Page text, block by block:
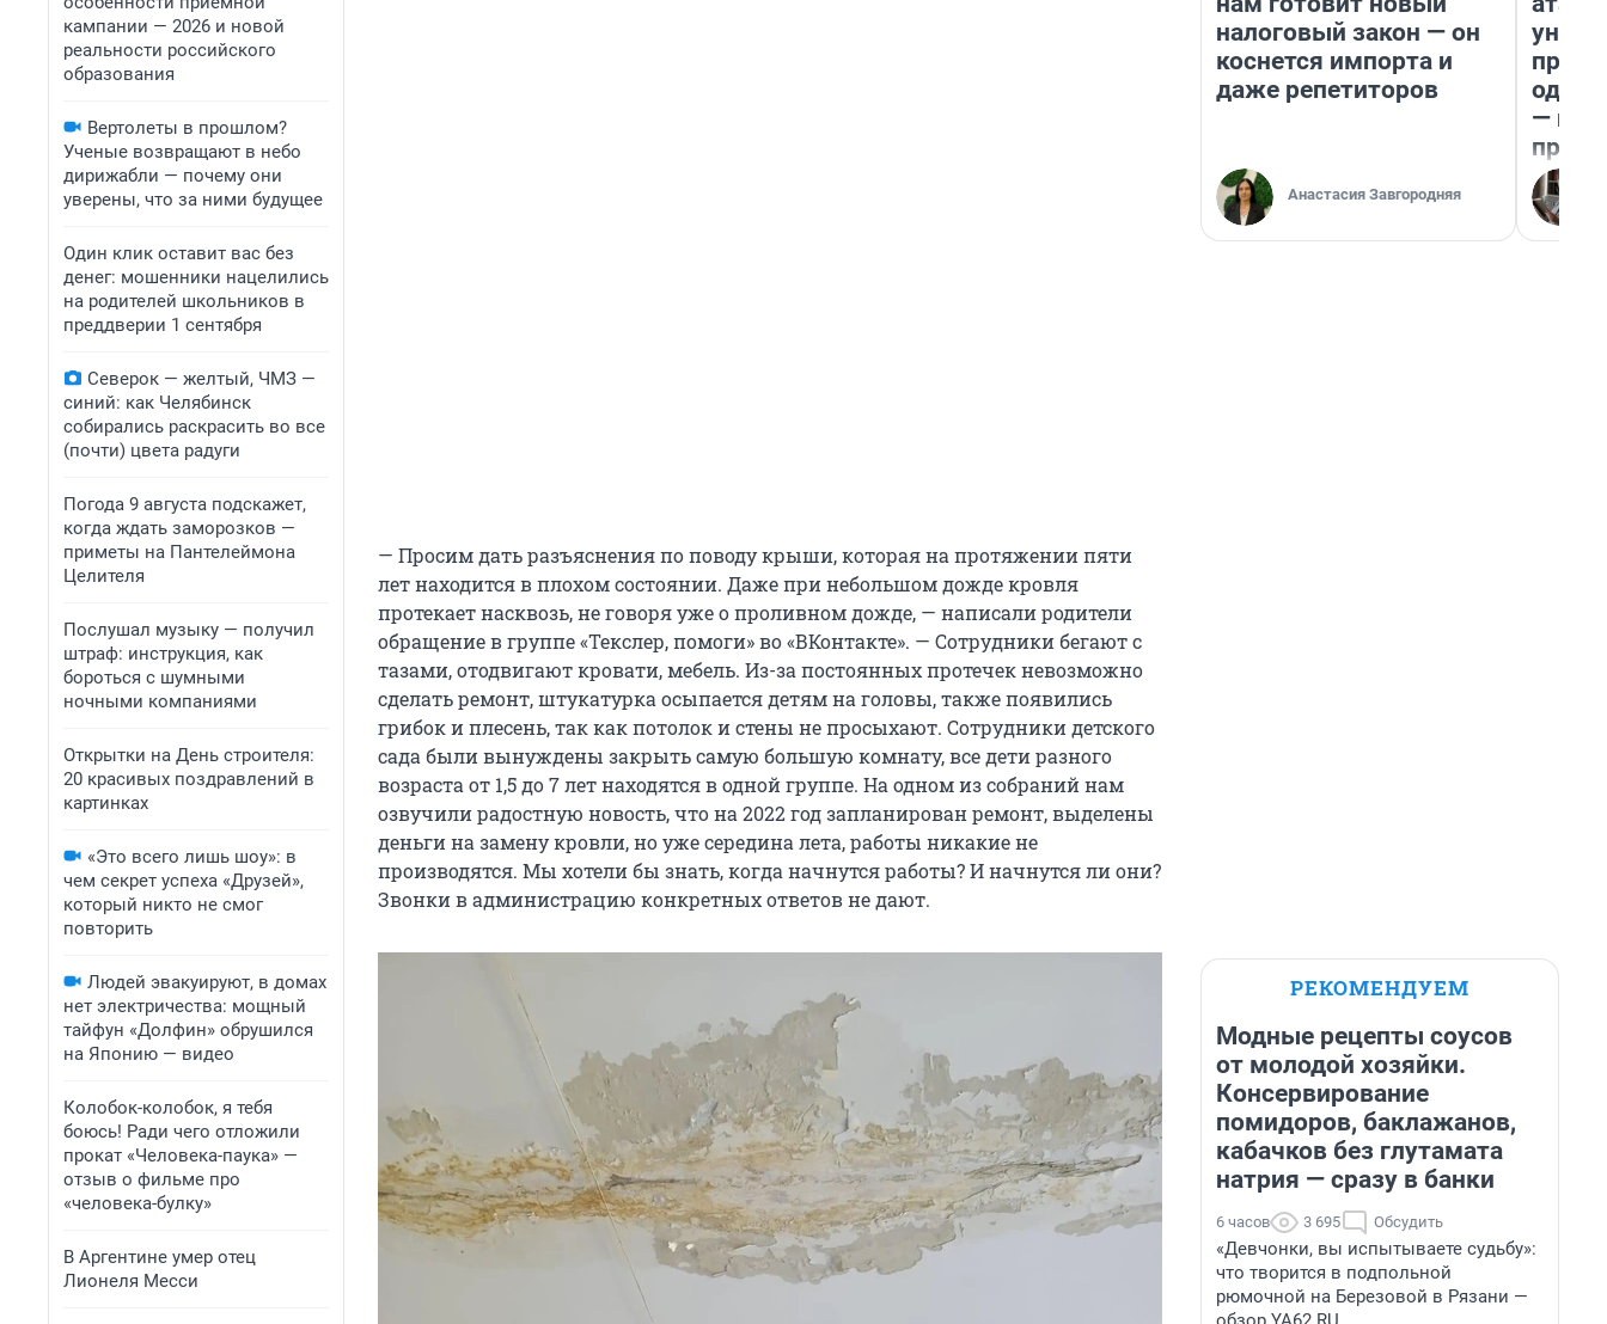
кампании — 2026 и новой
реальности российского
образования
Вертолеты в прошлом?
Ученые возвращают в небо
дирижабли — почему они
уверены, что за ними будущее
Один клик оставит вас без
денег: мошенники нацелились
на родителей школьников в
преддверии 1 сентября
Северок — желтый, ЧМЗ —
синий: как Челябинск
собирались раскрасить во все
(почти) цвета радуги
Погода 9 августа подскажет,
когда ждать заморозков —
приметы на Пантелеймона
Целителя
Послушал музыку — получил
штраф: инструкция, как
бороться с шумными
ночными компаниями
Открытки на День строителя:
20 красивых поздравлений в
картинках
«Это всего лишь шоу»: в
чем секрет успеха «Друзей»,
который никто не смог
повторить
Людей эвакуируют, в домах
нет электричества: мощный
тайфун «Долфин» обрушился
на Японию — видео
Колобок-колобок, я тебя
боюсь! Ради чего отложили
прокат «Человека-паука» —
отзыв о фильме про
«человека-булку»
В Аргентине умер отец
Лионеля Месси
— Просим дать разъяснения по поводу крыши, которая на протяжении пяти
лет находится в плохом состоянии. Даже при небольшом дожде кровля
протекает насквозь, не говоря уже о проливном дожде, — написали родители
обращение в группе «Текслер, помоги» во «ВКонтакте». — Сотрудники бегают с
тазами, отодвигают кровати, мебель. Из-за постоянных протечек невозможно
сделать ремонт, штукатурка осыпается детям на головы, также появились
грибок и плесень, так как потолок и стены не просыхают. Сотрудники детского
сада были вынуждены закрыть самую большую комнату, все дети разного
возраста от 1,5 до 7 лет находятся в одной группе. На одном из собраний нам
озвучили радостную новость, что на 2022 год запланирован ремонт, выделены
деньги на замену кровли, но уже середина лета, работы никакие не
производятся. Мы хотели бы знать, когда начнутся работы? И начнутся ли они?
Звонки в администрацию конкретных ответов не дают.
налоговый закон — он
коснется импорта и
даже репетиторов
Анастасия Завгородняя
—
РЕКОМЕНДУЕМ
Модные рецепты соусов
от молодой хозяйки.
Консервирование
помидоров, баклажанов,
кабачков без глутамата
натрия — сразу в банки
6 часов 3 695 Обсудить
«Девчонки, вы испытываете судьбу»:
что творится в подпольной
рюмочной на Березовой в Рязани —